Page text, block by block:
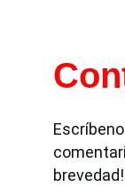
brevedad!